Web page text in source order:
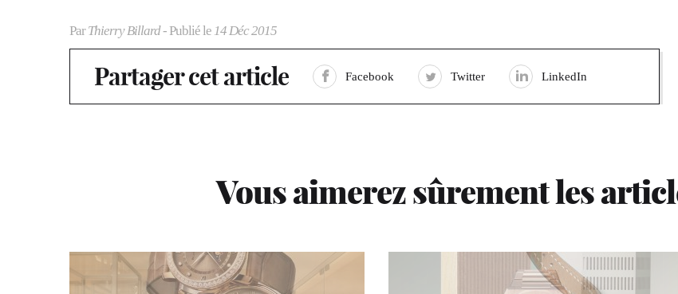
ParThierry Billard- Publié le 14 Déc 2015
Partager cet article Facebook Twitter LinkedIn
Vous aimerez sûrement les